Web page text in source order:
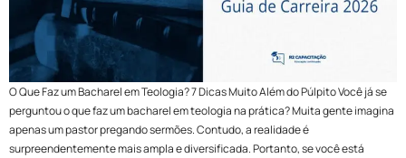
O Que Faz um Bacharel em Teologia? 7 Dicas Muito Além do Púlpito Você já se
perguntou o que faz um bacharel em teologia na prática? Muita gente imagina
apenas um pastor pregando sermões. Contudo, a realidade é
surpreendentemente mais ampla e diversificada. Portanto, se você está